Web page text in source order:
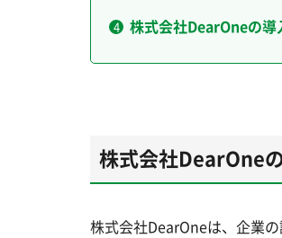
株式会社DearOneの導
株式会社DearOne
株式会社DearOneは、企業